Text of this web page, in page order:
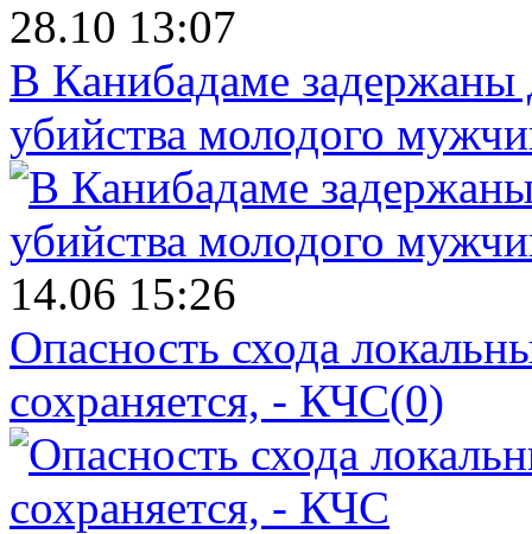
28.10 13:07
В Канибадаме задержаны
убийства молодого
14.06 15:26
Опасность схода
сохраняется, - КЧС(0)